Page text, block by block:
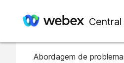
Central
Neste artigo
Abordagem de